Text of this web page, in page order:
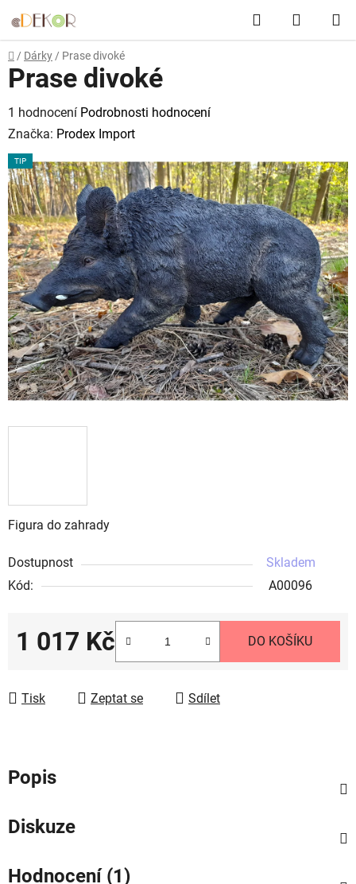
na
obsah
Hledat
KOŠÍK
Domů
/ Dárky / Prase divoké
Figura do zahrady
Dostupnost
Skladem
Kód:
A00096
1 017 Kč DO KOŠÍKU
Tisk Zeptat se Sdílet
Prase divoké
Průměrné
hodnocení
produktu
je
5,0
z
5
hvězdiček.
1 hodnocení Podrobnosti hodnocení
Značka: Prodex Import
TIP
Popis
Diskuze
Hodnocení (1)